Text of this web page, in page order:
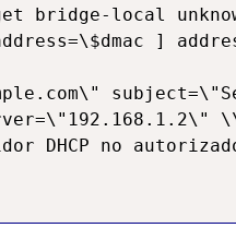
bridge-local
]
DHCP no